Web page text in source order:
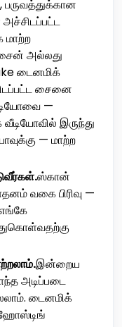
பருவத்துக்கான
அல்லது
டைனமிக்
சைனை
—
இருந்து
— மாற்ற
ஸ்கான்
வகை பிரிவு —
இன்றைய
அடிப்படை
டைனமிக்
ஹோஸ்டிங்